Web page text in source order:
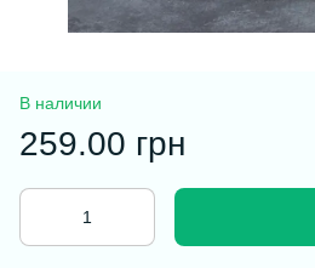
В наличии
259.00 грн